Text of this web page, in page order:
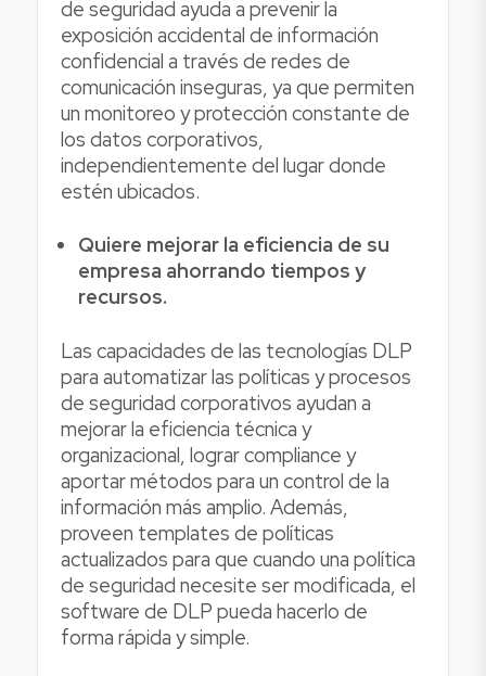
de seguridad ayuda a prevenir la
exposición accidental de información
confidencial a través de redes de
comunicación inseguras, ya que permiten
un monitoreo y protección constante de
los datos corporativos,
independientemente del lugar donde
estén ubicados.
Quiere mejorar la eficiencia de su
empresa ahorrando tiempos y
recursos.
Las capacidades de las tecnologías DLP
para automatizar las políticas y procesos
de seguridad corporativos ayudan a
mejorar la eficiencia técnica y
organizacional, lograr compliance y
aportar métodos para un control de la
información más amplio. Además,
proveen templates de políticas
actualizados para que cuando una política
de seguridad necesite ser modificada, el
software de DLP pueda hacerlo de
forma rápida y simple.